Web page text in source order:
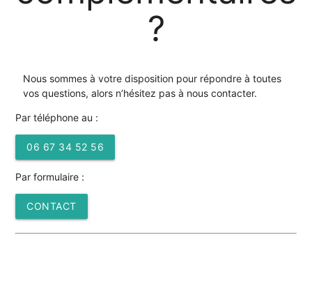
?
Nous sommes à votre disposition pour répondre à toutes
vos questions, alors n’hésitez pas à nous contacter.
Par téléphone au :
06 67 34 52 56
Par formulaire :
CONTACT